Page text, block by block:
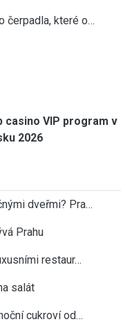
čerpadla, které o…
casino VIP program v
2026
dveřmi? Pra…
Prahu
restaur…
salát
cukroví od…